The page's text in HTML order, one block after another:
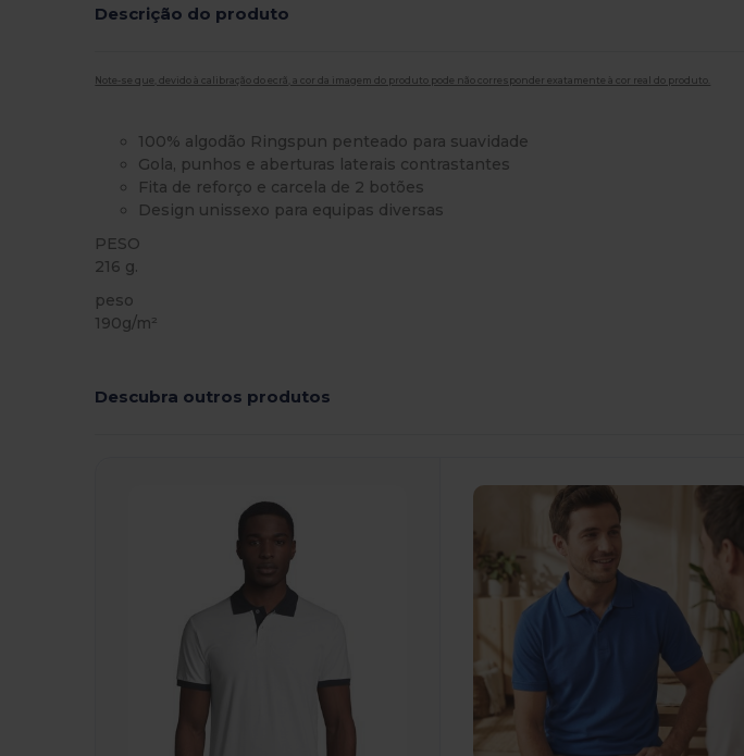
Descrição do produto
Note-se que, devido à calibração do ecrã, a cor da imagem do produto pode não corresponder exatamente à cor real do produto.
100% algodão Ringspun penteado para suavidade
Gola, punhos e aberturas laterais contrastantes
Fita de reforço e carcela de 2 botões
Design unissexo para equipas diversas
PESO
216 g.
peso
190g/m²
Descubra outros produtos